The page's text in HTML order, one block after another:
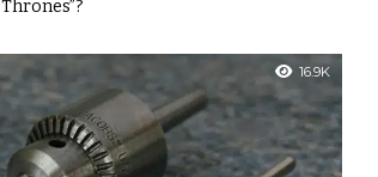
Thrones”?
16.9K